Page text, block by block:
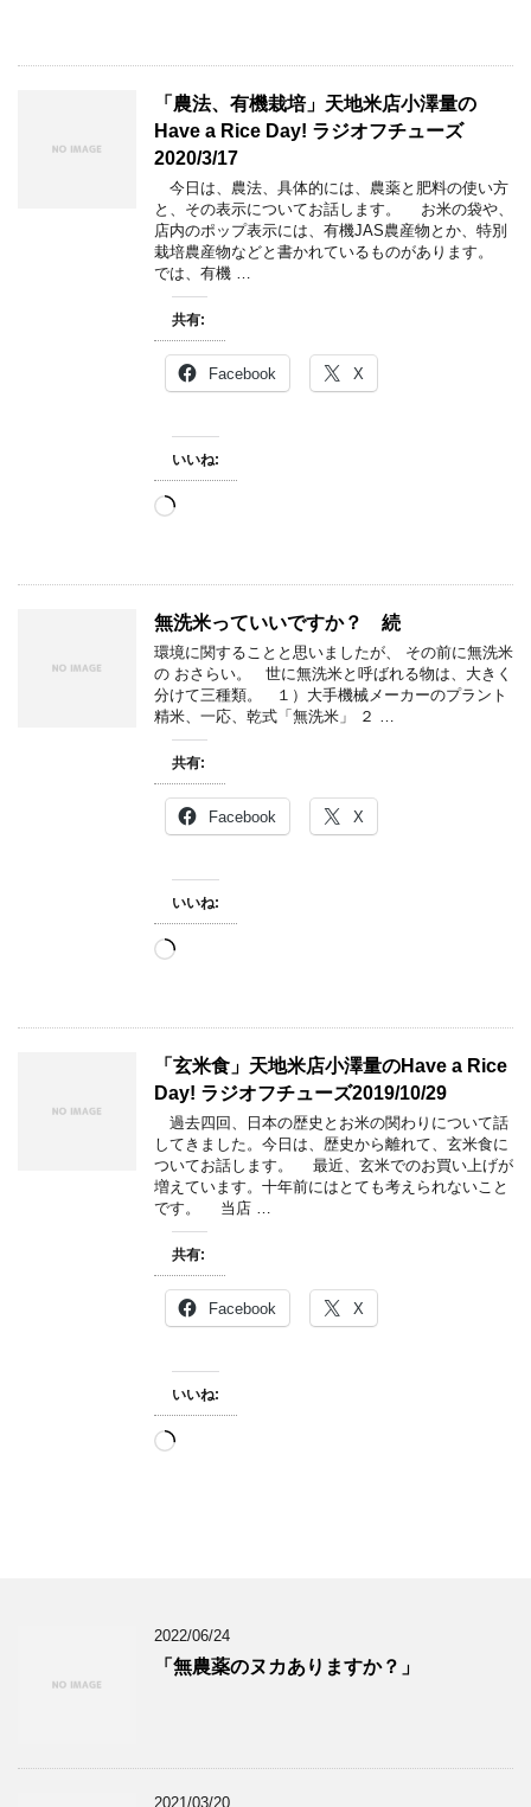
み
「農法、有機栽培」天地米店小澤量の
Have a Rice Day! ラジオフチューズ
2020/3/17
今日は、農法、具体的には、農薬と肥料の使い方
と、その表示についてお話します。 お米の袋や、
店内のポップ表示には、有機JAS農産物とか、特別
栽培農産物などと書かれているものがあります。
では、有機 …
共有:
Facebook X
いいね:
読
み
無洗米っていいですか？ 続
環境に関することと思いましたが、 その前に無洗米
の おさらい。 世に無洗米と呼ばれる物は、大きく
分けて三種類。 １）大手機械メーカーのプラント
精米、一応、乾式「無洗米」 ２ …
共有:
Facebook X
いいね:
読
み
「玄米食」天地米店小澤量のHave a Rice
Day! ラジオフチューズ2019/10/29
過去四回、日本の歴史とお米の関わりについて話
してきました。今日は、歴史から離れて、玄米食に
ついてお話します。 最近、玄米でのお買い上げが
増えています。十年前にはとても考えられないこと
です。 当店 …
共有:
Facebook X
いいね:
読
2022/06/24
「無農薬のヌカありますか？」
2021/03/20